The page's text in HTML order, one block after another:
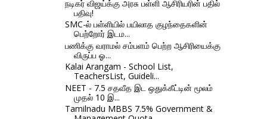
நடிகர் விஜய்க்கு அரசு பள்ளி ஆசிரியரின் பதில்
பதிவு!
SMC-ல் பள்ளியில் பயிலாத குழந்தைகளின்
பெற்றோர் இடம...
பணிக்கு வராமல் சம்பளம் பெற்ற ஆசிரியைக்கு
விருப்ப ஓ...
Kalai Arangam - School List,
TeachersList, Guideli...
NEET - 7.5 சதவீத இட ஒதுக்கீட்டின் மூலம்
முதல் 10 இ...
Tamilnadu MBBS 7.5% Government &